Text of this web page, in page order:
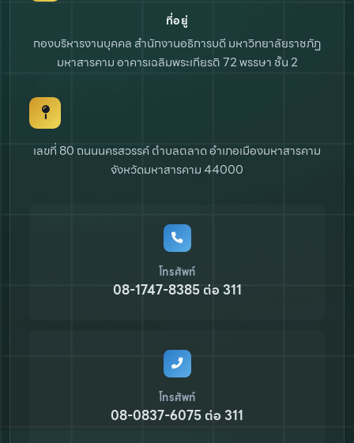
ที่อยู่
กองบริหารงานบุคคล สำนักงานอธิการบดีมหาวิทยาลัยราชภัฏ
มหาสารคามอาคารเฉลิมพระเกียรติ 72 พรรษา ชั้น 2
เลขที่ 80 ถนนนครสวรรค์ ตำบลตลาดอำเภอเมืองมหาสารคาม
จังหวัดมหาสารคาม 44000
โทรศัพท์
08-1747-8385 ต่อ 311
โทรศัพท์
08-0837-6075 ต่อ 311